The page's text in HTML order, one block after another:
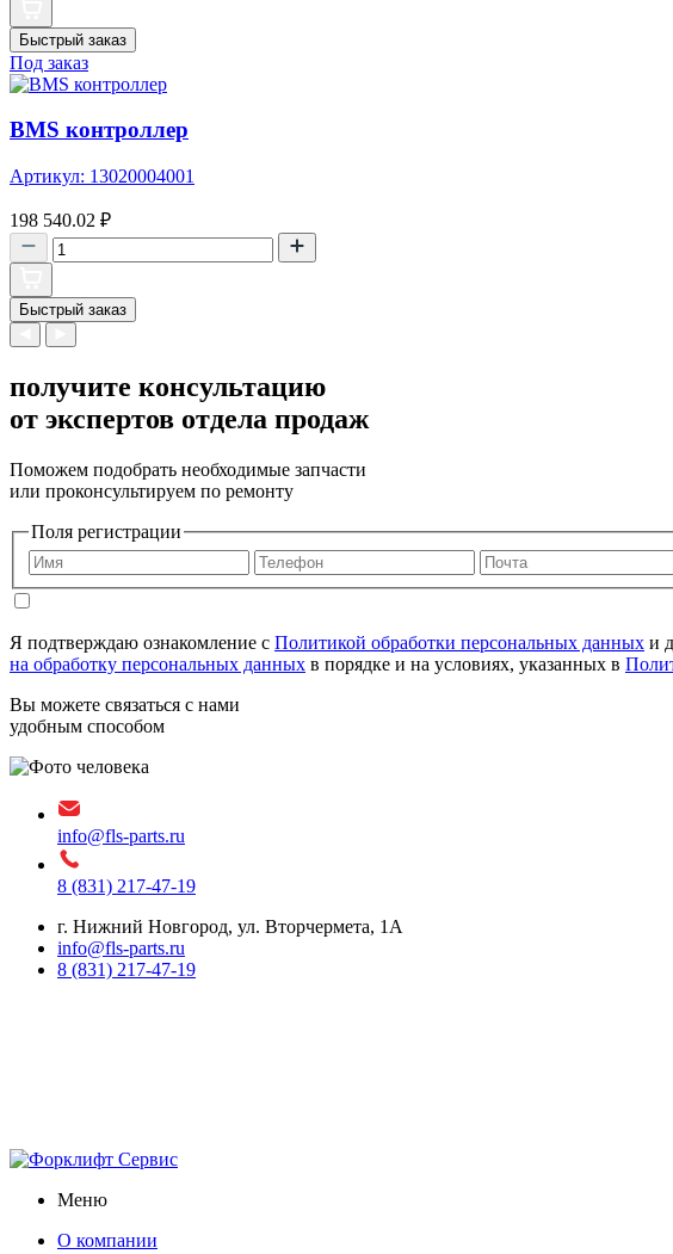
Быстрый заказ
Под заказ
BMS контроллер
Артикул: 13020004001
198 540.02 ₽
Быстрый заказ
получите консультацию
от экспертов отдела продаж
Поможем подобрать необходимые запчасти
или проконсультируем по ремонту
Поля регистрации
Я подтверждаю ознакомление с Политикой обработки персональных данных и
на обработку персональных данных в порядке и на условиях, указанных в
Вы можете связаться с нами
удобным способом
info@fls-parts.ru
8 (831) 217-47-19
г. Нижний Новгород, ул. Вторчермета, 1А
info@fls-parts.ru
8 (831) 217-47-19
Меню
О компании